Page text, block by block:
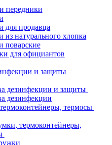
передники
для продавца
из натурального хлопка
поварские
для официантов
и защиты
дезинфекции и защиты
дезинфекции
термосы
термоконтейнеры,